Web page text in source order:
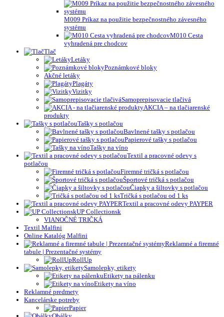
M009 Príkaz na použitie bezpečnostného závesného
systému
M010 Cesta
vyhradená pre chodcov
Tlač
Letáky
Poznámkové bloky
Akčné letáky
Plagáty
Vizitky
Samoprepisovacie tlačivá
AKCIA – na tlačiarenské
produkty
Tašky s potlačou
Bavlnené tašky s potlačou
Papierové tašky s potlačou
Tašky na víno
Textil a pracovné odevy s
potlačou
Firemné tričká s potlačou
Športové tričká s potlačou
Čiapky a šiltovky s potlačou
Tričká s potlačou od 1 ks
Textil a pracovné odevy PAYPER
UP Collectionsk
VIANOČNÉ TRIČKÁ
Textil Malfini
Online Katalóg Malfini
Reklamné a firemné
tabule | Prezentačné systémy
RollUp
Samolepky, etikety
Etikety na pálenku
Etikety na víno
Reklamné predmety
Kancelárske potreby
Papier